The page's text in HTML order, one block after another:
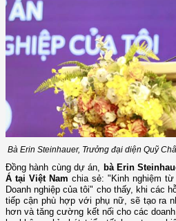
Bà Erin Steinhauer, Trưởng đại diện Quỹ
Đồng hành cùng dự án, bà Erin
Á tại Việt Nam chia sẻ: "Kinh nghiệm
Doanh nghiệp của tôi" cho thấy, khi các
tiếp cận phù hợp với phụ nữ, sẽ tạo ra
hơn và tăng cường kết nối cho các